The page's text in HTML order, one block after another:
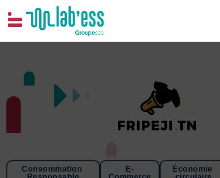
Samim
Consommation
E-
Économie